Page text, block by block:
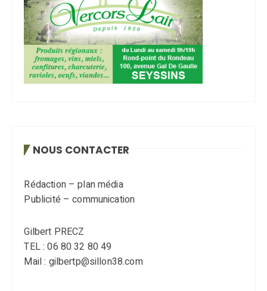
NOUS CONTACTER
Rédaction – plan média
Publicité – communication
Gilbert PRECZ
TEL : 06 80 32 80 49
Mail : gilbertp@sillon38.com